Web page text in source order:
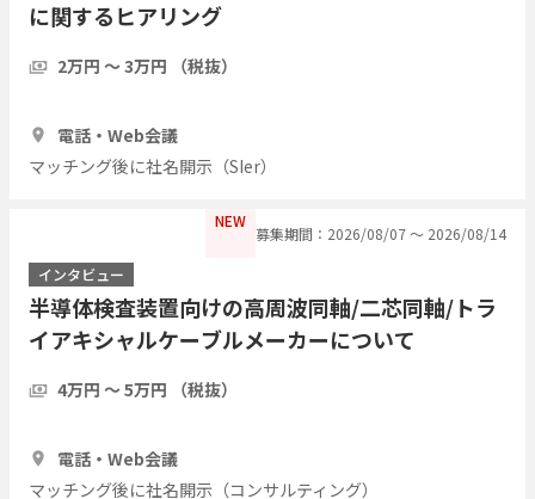
に関するヒアリング
2万円 〜 3万円 （税抜）
電話・Web会議
マッチング後に社名開示（SIer）
NEW
募集期間：2026/08/07 〜 2026/08/14
インタビュー
半導体検査装置向けの高周波同軸/二芯同軸/トラ
イアキシャルケーブルメーカーについて
4万円 〜 5万円 （税抜）
電話・Web会議
マッチング後に社名開示（コンサルティング）